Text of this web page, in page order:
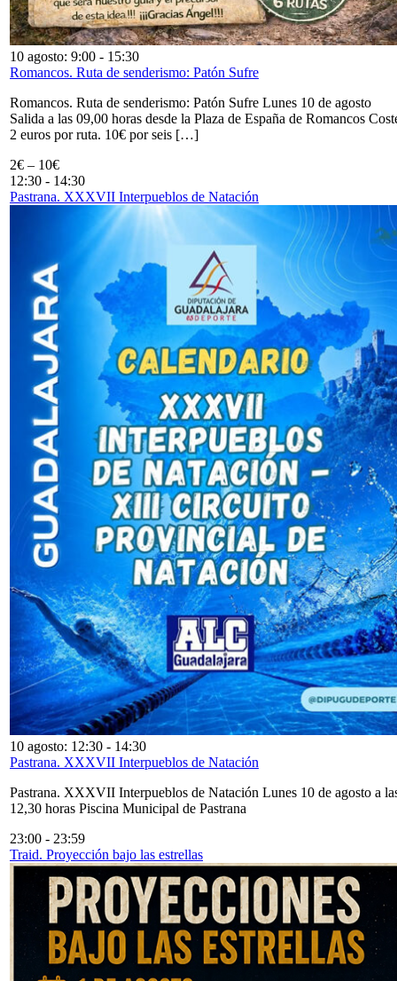
10 agosto: 9:00 - 15:30
Romancos. Ruta de senderismo: Patón Sufre
Romancos. Ruta de senderismo: Patón Sufre Lunes 10 de agosto
Salida a las 09,00 horas desde la Plaza de España de Romancos
2 euros por ruta. 10€ por seis […]
2€ – 10€
12:30 - 14:30
Pastrana. XXXVII Interpueblos de Natación
10 agosto: 12:30 - 14:30
Pastrana. XXXVII Interpueblos de Natación
Pastrana. XXXVII Interpueblos de Natación Lunes 10 de agosto a
12,30 horas Piscina Municipal de Pastrana
23:00 - 23:59
Traid. Proyección bajo las estrellas